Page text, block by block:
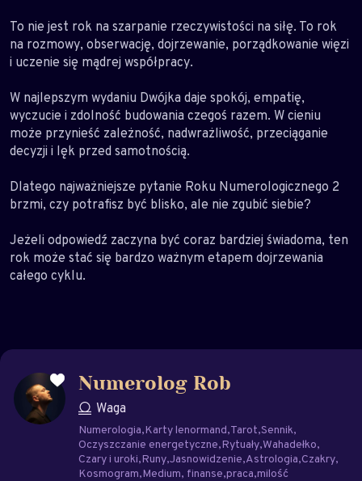
To nie jest rok na szarpanie rzeczywistości na siłę. To rok
na rozmowy, obserwację, dojrzewanie, porządkowanie więzi
i uczenie się mądrej współpracy.
W najlepszym wydaniu Dwójka daje spokój, empatię,
wyczucie i zdolność budowania czegoś razem. W cieniu
może przynieść zależność, nadwrażliwość, przeciąganie
decyzji i lęk przed samotnością.
Dlatego najważniejsze pytanie Roku Numerologicznego 2
brzmi, czy potrafisz być blisko, ale nie zgubić siebie?
Jeżeli odpowiedź zaczyna być coraz bardziej świadoma, ten
rok może stać się bardzo ważnym etapem dojrzewania
całego cyklu.
Numerolog Rob
Waga
Numerologia Karty lenormand Tarot Sennik
Oczyszczanie energetyczne Rytuały Wahadełko
Czary i uroki Runy Jasnowidzenie Astrologia Czakry
Kosmogram Medium finanse praca milość